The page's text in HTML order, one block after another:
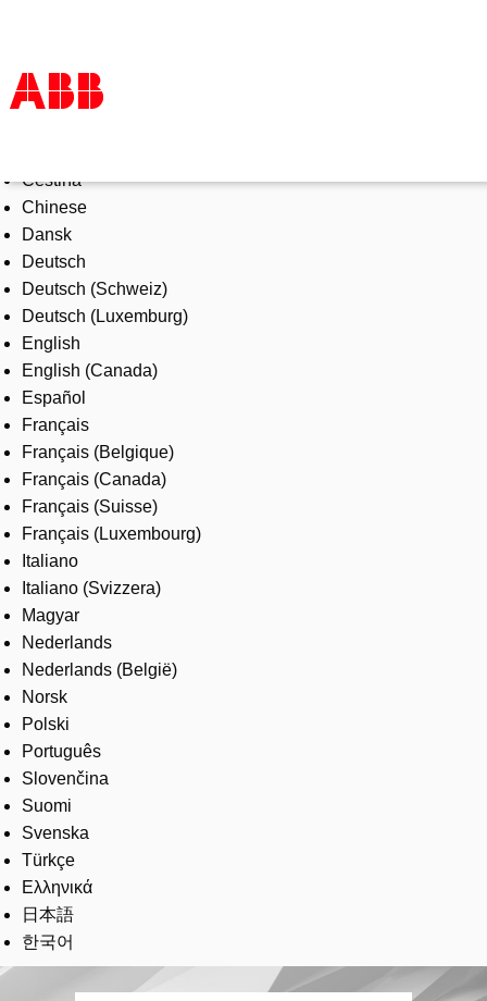
Products & Solutions
Industries
Services
About us
Where to buy
Contact us
Careers
Čeština
Chinese
Dansk
Deutsch
Deutsch (Schweiz)
Deutsch (Luxemburg)
English
English (Canada)
Español
Français
Français (Belgique)
Français (Canada)
Français (Suisse)
Français (Luxembourg)
Italiano
Italiano (Svizzera)
Magyar
Nederlands
Nederlands (België)
Norsk
Polski
Português
Slovenčina
Suomi
Svenska
Türkçe
Ελληνικά
日本語
한국어